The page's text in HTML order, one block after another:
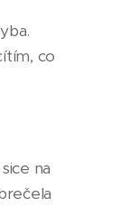
co
na